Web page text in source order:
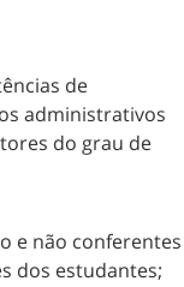
de
administrativos
do grau de
e não conferentes
dos estudantes;